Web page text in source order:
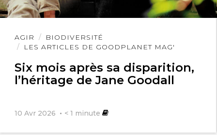
AGIR
BIODIVERSITÉ
LES ARTICLES DE GOODPLANET MAG'
Six mois après sa disparition,
l’héritage de Jane Goodall
10 Avr 2026 < 1 minute
Lire
l'article